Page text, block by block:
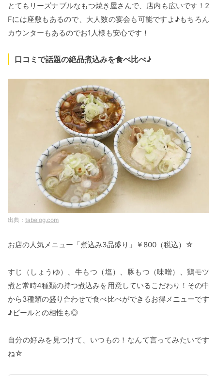
とてもリーズナブルなもつ焼き屋さんで、店内も広いです！2
Fには座敷もあるので、大人数の宴会も可能ですよ♪もちろん
カウンターもあるのでお1人様も安心です！
口コミで話題の絶品煮込みを食べ比べ♪
tabelog.com
お店の人気メニュー「煮込み3品盛り」￥800（税込）☆
すじ（しょうゆ）、牛もつ（塩）、豚もつ（味噌）、鶏モツ
煮と常時4種類の持つ煮込みを用意しているこだわり！その中
から3種類の盛り合わせで食べ比べができるお得メニューです
♪ビールとの相性も◎
自分の好みを見つけて、いつもの！なんて言ってみたいです
ね☆